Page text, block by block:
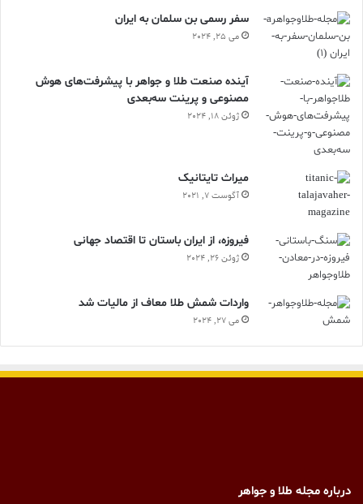
سفر رسمی بن سلمان به ایران
می 25, 2024
آینده صنعت طلا و جواهر با پیشرفت‌های هوش
مصنوعی و پرینت سه‌بعدی
ژوئن 18, 2024
ميراث تايتانيک
آگوست 7, 2021
فیروزه، از ایران باستان تا اقتصاد جهانی
ژوئن 26, 2024
واردات شمش طلا معاف از مالیات شد
می 27, 2024
درباره مجله طلا و جواهر